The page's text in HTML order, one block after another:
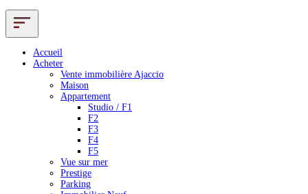
Accueil
Acheter
Vente immobilière Ajaccio
Maison
Appartement
Studio / F1
F2
F3
F4
F5
Vue sur mer
Prestige
Parking